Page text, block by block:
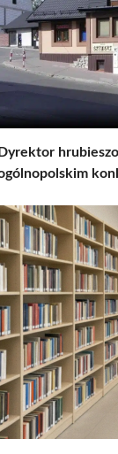
Dyrektor